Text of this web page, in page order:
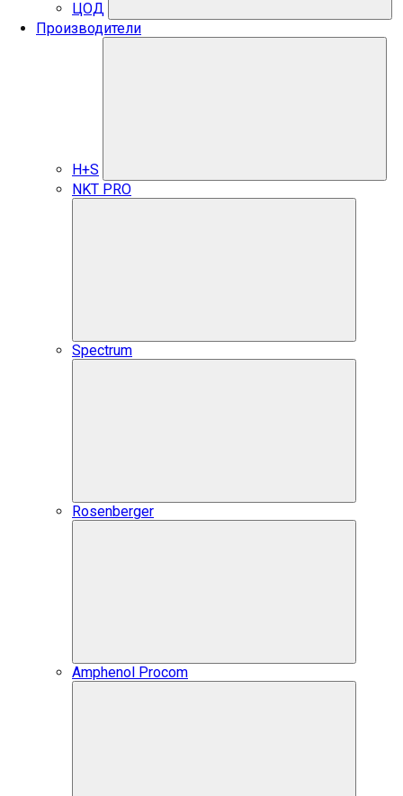
ЦОД
Производители
H+S
NKT PRO
Spectrum
Rosenberger
Amphenol Procom